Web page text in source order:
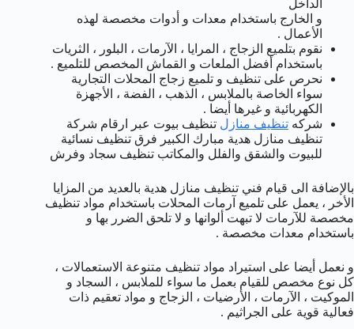
الداخل
و الخارج باستخدام معدات و أدوات مخصصة لهذه
الأعمال .
نقوم بتلميع الزجاج ، المرايا ، الآرمات ، البلور ، الثريات
باستخدام أفضل الملعات و القماش المخصص للتلميع .
نحرص على تنظيف و تلميع زجاج المحلات التجارية
سواء الخاصة بالملابس ، الذهب ، الفضة ، الأجهزة
الكهربائية و غيرها أيضا .
شركه تنظيف منازل تنظيف بيوت عبر ارقام شركة
تنظيف منازل هدية مبارك الكبير فرق تنظيف نسائية
للبيوت والشقق والفلل والمكاتب تنظيف سجاد وفرش
بالإضافة الى قيام فني تنظيف منازل هدية بالعديد من المزايا
الأخر ، يعمل على تلميع آرمات المحلات باستخدام مواد تنظيف
مخصصة للآرمات لا تبهت ألوانها و لا تلحق الضرر بها و
باستخدام معدات مخصصة .
و نعمل أيضا على استيراد مواد تنظيف متنوعة الاستعمالات ،
كل نوع مخصص للقيام بعمل ما سواء للملابس ، السجاد و
الموكيت ، الآرمات ، الأرضيات ، الزجاج و مواد تعقيم ذات
فعالية قوية على الجراثيم .